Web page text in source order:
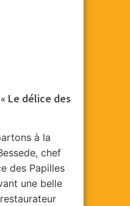
Le délice des
à la
chef
des Papilles
une belle